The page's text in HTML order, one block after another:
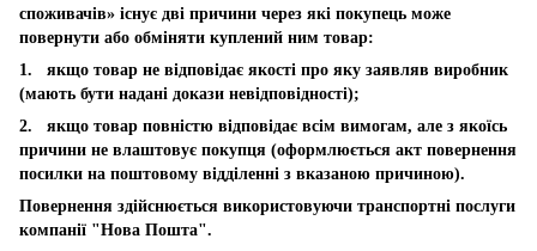
споживачів» існує дві причини через які покупець може
повернути або обміняти куплений ним товар:
1. якщо товар не відповідає якості про яку заявляв виробник
(мають бути надані докази невідповідності);
2. якщо товар повністю відповідає всім вимогам, але з якоїсь
причини не влаштовує покупця (оформлюється акт повернення
посилки на поштовому відділенні з вказаною причиною).
Повернення здійснюється використовуючи транспортні послуги
компанії "Нова Пошта".